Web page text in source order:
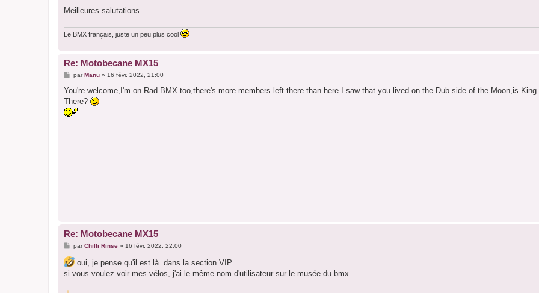
Meilleures salutations
Le BMX français, juste un peu plus cool
Re: Motobecane MX15
M
s
a
g
e
parManu» 16 févr. 2022, 21:00
You're welcome,I'm on Rad BMX too,there's more members left there than here.I saw that you lived on the Dub side of the Moon,is King
There?
Re: Motobecane MX15
M
s
s
a
parChilli Rinse» 16 févr. 2022, 22:00
oui, je pense qu'il est là. dans la section VIP.
si vous voulez voir mes vélos, j'ai le même nom d'utilisateur sur le musée du bmx.